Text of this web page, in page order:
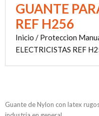
GUANTE
REF H256
Inicio / Proteccion
ELECTRICISTAS REF
Guante de Nylon con latex